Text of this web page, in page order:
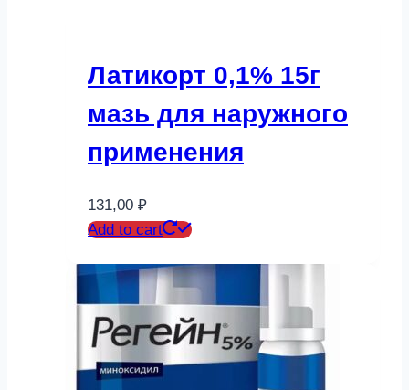
Латикорт 0,1% 15г
мазь для наружного
применения
131,00 ₽
Add to cart